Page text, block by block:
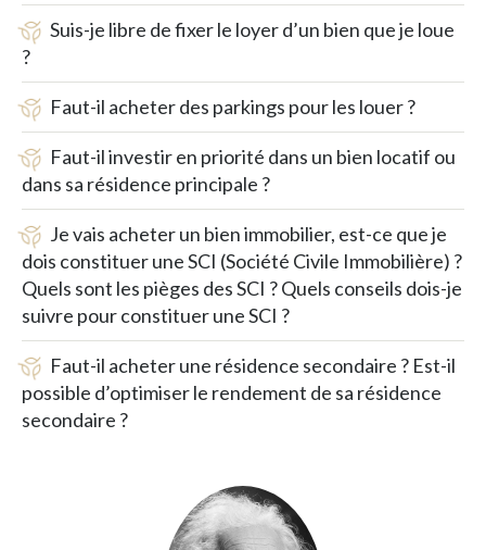
Suis-je libre de fixer le loyer d’un bien que je loue
?
Faut-il acheter des parkings pour les louer ?
Faut-il investir en priorité dans un bien locatif ou
dans sa résidence principale ?
Je vais acheter un bien immobilier, est-ce que je
dois constituer une SCI (Société Civile Immobilière) ?
Quels sont les pièges des SCI ? Quels conseils dois-je
suivre pour constituer une SCI ?
Faut-il acheter une résidence secondaire ? Est-il
possible d’optimiser le rendement de sa résidence
secondaire ?